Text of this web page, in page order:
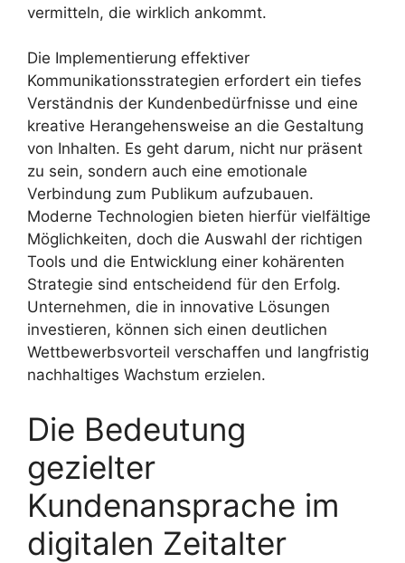
vermitteln, die wirklich ankommt.
Die Implementierung effektiver
Kommunikationsstrategien erfordert ein tiefes
Verständnis der Kundenbedürfnisse und eine
kreative Herangehensweise an die Gestaltung
von Inhalten. Es geht darum, nicht nur präsent
zu sein, sondern auch eine emotionale
Verbindung zum Publikum aufzubauen.
Moderne Technologien bieten hierfür vielfältige
Möglichkeiten, doch die Auswahl der richtigen
Tools und die Entwicklung einer kohärenten
Strategie sind entscheidend für den Erfolg.
Unternehmen, die in innovative Lösungen
investieren, können sich einen deutlichen
Wettbewerbsvorteil verschaffen und langfristig
nachhaltiges Wachstum erzielen.
Die Bedeutung
gezielter
Kundenansprache im
digitalen Zeitalter